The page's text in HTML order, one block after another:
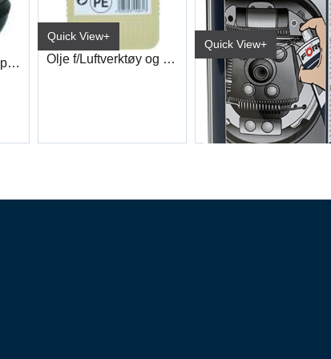
Dekkventil Gummi (pk a 100)
Quick View+
Olje f/Luftverktøy og tåkes. 1 Liter
Quick View+
Bremserens Premium R510 600ml
6116 0914/No (15/kart)